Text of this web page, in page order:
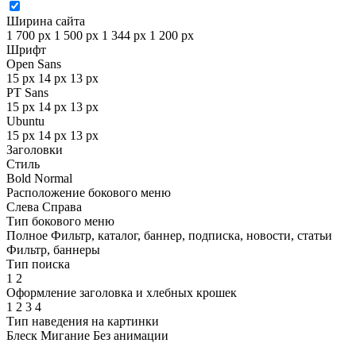
Ширина сайта
1 700 px 1 500 px 1 344 px 1 200 px
Шрифт
Open Sans
15 px 14 px 13 px
PT Sans
15 px 14 px 13 px
Ubuntu
15 px 14 px 13 px
Заголовки
Стиль
Bold Normal
Расположение бокового меню
Слева Справа
Тип бокового меню
Полное Фильтр, каталог, баннер, подписка, новости, статьи
Фильтр, баннеры
Тип поиска
1 2
Оформление заголовка и хлебных крошек
1 2 3 4
Тип наведения на картинки
Блеск Мигание Без анимации